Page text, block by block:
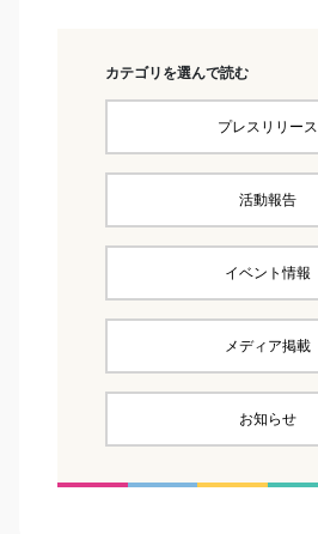
カテゴリを選んで読む
プレスリリース
活動報告
イベント情報
メディア掲載
お知らせ